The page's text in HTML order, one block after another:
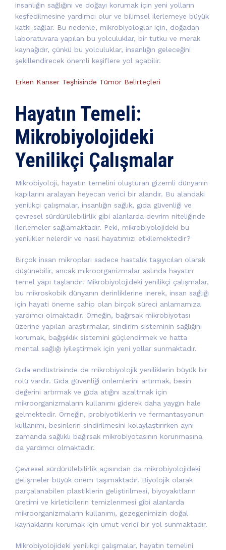
insanlığın sağlığını ve doğayı korumak için yeni yolların
keşfedilmesine yardımcı olur ve bilimsel ilerlemeye büyük
katkı sağlar. Bu nedenle, mikrobiyologlar için, doğadan
laboratuvara yapılan bu yolculuklar, bir tutku ve merak
kaynağıdır, çünkü bu yolculuklar, insanlığın geleceğini
şekillendirecek önemli keşiflere yol açabilir.
Erken Kanser Teşhisinde Tümör Belirteçleri
Hayatın Temeli:
Mikrobiyolojideki
Yenilikçi Çalışmalar
Mikrobiyoloji, hayatın temelini oluşturan gizemli dünyanın
kapılarını aralayan heyecan verici bir alandır. Bu alandaki
yenilikçi çalışmalar, insanlığın sağlık, gıda güvenliği ve
çevresel sürdürülebilirlik gibi alanlarda devrim niteliğinde
ilerlemeler sağlamaktadır. Peki, mikrobiyolojideki bu
yenilikler nelerdir ve nasıl hayatımızı etkilemektedir?
Birçok insan mikropları sadece hastalık taşıyıcıları olarak
düşünebilir, ancak mikroorganizmalar aslında hayatın
temel yapı taşlarıdır. Mikrobiyolojideki yenilikçi çalışmalar,
bu mikroskobik dünyanın derinliklerine inerek, insan sağlığı
için hayati öneme sahip olan birçok süreci anlamamıza
yardımcı olmaktadır. Örneğin, bağırsak mikrobiyotası
üzerine yapılan araştırmalar, sindirim sisteminin sağlığını
korumak, bağışıklık sistemini güçlendirmek ve hatta
mental sağlığı iyileştirmek için yeni yollar sunmaktadır.
Gıda endüstrisinde de mikrobiyolojik yeniliklerin büyük bir
rolü vardır. Gıda güvenliği önlemlerini artırmak, besin
değerini artırmak ve gıda atığını azaltmak için
mikroorganizmaların kullanımı giderek daha yaygın hale
gelmektedir. Örneğin, probiyotiklerin ve fermantasyonun
kullanımı, besinlerin sindirilmesini kolaylaştırırken aynı
zamanda sağlıklı bağırsak mikrobiyotasının korunmasına
da yardımcı olmaktadır.
Çevresel sürdürülebilirlik açısından da mikrobiyolojideki
gelişmeler büyük önem taşımaktadır. Biyolojik olarak
parçalanabilen plastiklerin geliştirilmesi, biyoyakıtların
üretimi ve kirleticilerin temizlenmesi gibi alanlarda
mikroorganizmaların kullanımı, gezegenimizin doğal
kaynaklarını korumak için umut verici bir yol sunmaktadır.
Mikrobiyolojideki yenilikçi çalışmalar, hayatın temelini